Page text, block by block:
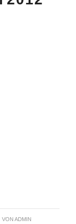
VON ADMIN